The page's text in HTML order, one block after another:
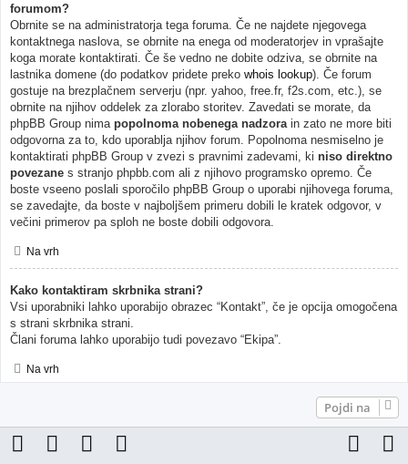
forumom?
Obrnite se na administratorja tega foruma. Če ne najdete njegovega
kontaktnega naslova, se obrnite na enega od moderatorjev in vprašajte
koga morate kontaktirati. Če še vedno ne dobite odziva, se obrnite na
lastnika domene (do podatkov pridete preko whois lookup). Če forum
gostuje na brezplačnem serverju (npr. yahoo, free.fr, f2s.com, etc.), se
obrnite na njihov oddelek za zlorabo storitev. Zavedati se morate, da
phpBB Group nima popolnoma nobenega nadzora in zato ne more biti
odgovorna za to, kdo uporablja njihov forum. Popolnoma nesmiselno je
kontaktirati phpBB Group v zvezi s pravnimi zadevami, ki niso direktno
povezane s stranjo phpbb.com ali z njihovo programsko opremo. Če
boste vseeno poslali sporočilo phpBB Group o uporabi njihovega foruma,
se zavedajte, da boste v najboljšem primeru dobili le kratek odgovor, v
večini primerov pa sploh ne boste dobili odgovora.
Na vrh
Kako kontaktiram skrbnika strani?
Vsi uporabniki lahko uporabijo obrazec “Kontakt”, če je opcija omogočena
s strani skrbnika strani.
Člani foruma lahko uporabijo tudi povezavo “Ekipa”.
Na vrh
Pojdi na